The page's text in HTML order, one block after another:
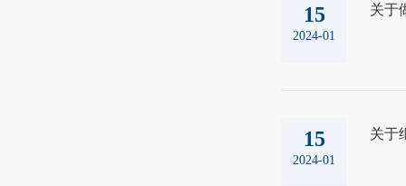
15
2024-01
关于
15
2024-01
关于